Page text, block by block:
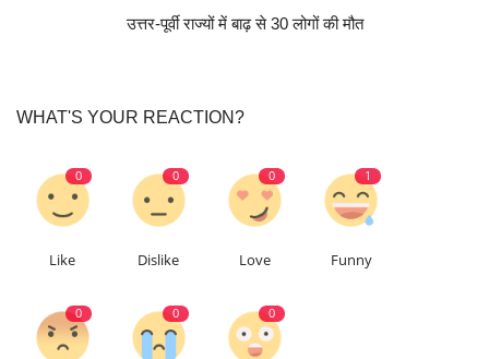
उत्तर-पूर्वी राज्यों में बाढ़ से 30 लोगों की मौत
WHAT'S YOUR REACTION?
0
Like
0
Dislike
0
Love
1
Funny
0 0 0